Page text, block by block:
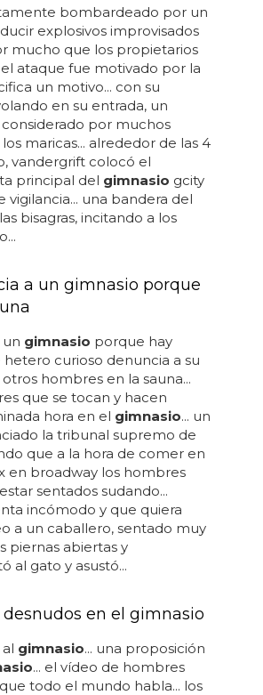
bombardeado por un
explosivos improvisados
mucho que los propietarios
ataque fue motivado por la
un motivo... con su
en su entrada, un
por muchos
maricas... alrededor de las 4
vandergrift colocó el
principal del gimnasio gcity
vigilancia... una bandera del
bisagras, incitando a los
a un gimnasio porque
gimnasio porque hay
hetero curioso denuncia a su
hombres en la sauna...
que se tocan y hacen
hora en el gimnasio... un
la tribunal supremo de
que a la hora de comer en
en broadway los hombres
sentados sudando...
incómodo y que quiera
a un caballero, sentado muy
piernas abiertas y
al gato y asustó...
en el gimnasio
gimnasio... una proposición
... el vídeo de hombres
todo el mundo habla... los